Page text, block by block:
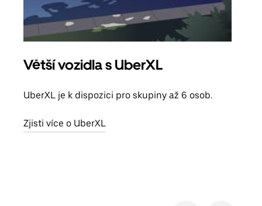
Větší vozidla s UberXL
UberXL je k dispozici pro skupiny až 6 osob.
Zjisti více o UberXL